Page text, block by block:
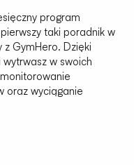
program
taki poradnik w
GymHero. Dzięki
w swoich
oraz wyciąganie